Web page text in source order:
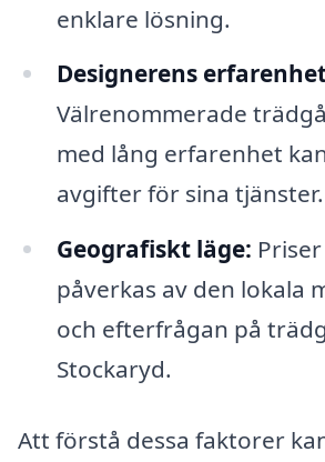
enklare lösning.
Designerens
Välrenommerade
med lång erfarenhet
avgifter för sina tjänster.
Geografiskt läge:
påverkas av den lokala
och efterfrågan på
Stockaryd.
Att förstå dessa faktorer